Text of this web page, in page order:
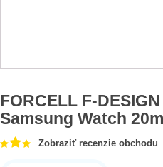
FORCELL F-
Samsung Watch
Zobraziť recenzie obchodu